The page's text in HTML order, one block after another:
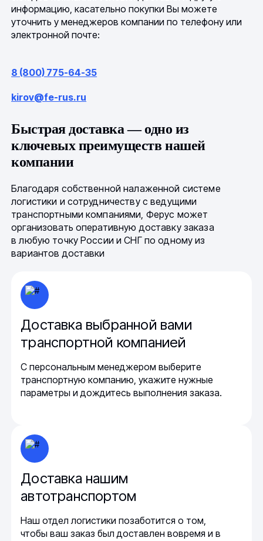
информацию, касательно покупки Вы можете
уточнить у менеджеров компании по телефону или
электронной почте:
8 (800) 775-64-35
kirov@fe-rus.ru
Быстрая доставка — одно из
ключевых преимуществ нашей
компании
Благодаря собственной налаженной системе
логистики и сотрудничеству с ведущими
транспортными компаниями, Ферус может
организовать оперативную доставку заказа
в любую точку России и СНГ по одному из
вариантов доставки
Доставка выбранной вами
транспортной компанией
С персональным менеджером выберите
транспортную компанию, укажите нужные
параметры и дождитесь выполнения заказа.
Доставка нашим
автотранспортом
Наш отдел логистики позаботится о том,
чтобы ваш заказ был доставлен вовремя и в